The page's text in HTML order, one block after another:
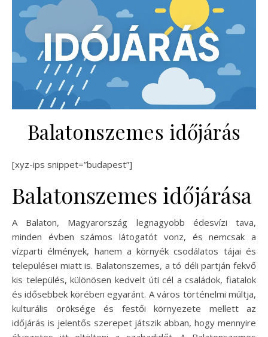
Balatonszemes időjárás
[xyz-ips snippet=”budapest”]
Balatonszemes időjárása
A Balaton, Magyarország legnagyobb édesvízi tava,
minden évben számos látogatót vonz, és nemcsak a
vízparti élmények, hanem a környék csodálatos tájai és
települései miatt is. Balatonszemes, a tó déli partján fekvő
kis település, különösen kedvelt úti cél a családok, fiatalok
és idősebbek körében egyaránt. A város történelmi múltja,
kulturális öröksége és festői környezete mellett az
időjárás is jelentős szerepet játszik abban, hogy mennyire